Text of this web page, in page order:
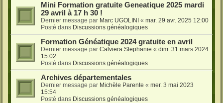
Mini Formation gratuite Geneatique 2025 mardi
29 avril à 17 h 30 !
Dernier message par Marc UGOLINI « mar. 29 avr. 2025 12:00
Posté dans Discussions généalogiques
Formation Généatique 2024 gratuite en avril
Dernier message par Calviera Stephanie « dim. 31 mars 2024
15:02
Posté dans Discussions généalogiques
Archives départementales
Dernier message par Michèle Parente « mer. 3 mai 2023
15:54
Posté dans Discussions généalogiques